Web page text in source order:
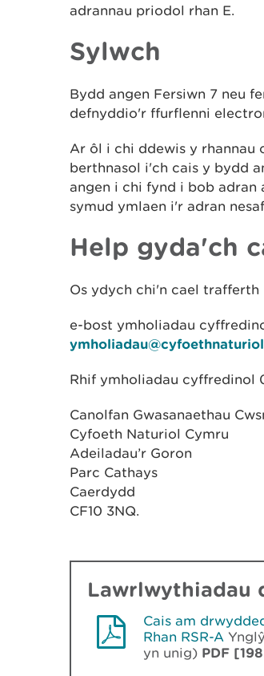
adrannau priodol rhan E.
Sylwch
Bydd angen Fersiwn 7 neu
defnyddio'r ffurflenni
Ar ôl i chi ddewis y rhannau
berthnasol i'ch cais y bydd
angen i chi fynd i bob
symud ymlaen i'r adran
Help gyda'ch
Os ydych chi'n cael
e-bost ymholiadau
Rhif ymholiadau cyffredinol
Canolfan Gwasanaethau
Cyfoeth Naturiol Cymru
Adeiladau’r Goron
Parc Cathays
Caerdydd
CF10 3NQ.
Lawrlwythiadau
Cais am
Rhan RSR-A
yn unig) PDF